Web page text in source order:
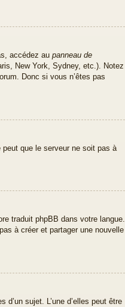
accédez au panneau de
New York, Sydney, etc.). Notez
Donc si vous n’êtes pas
peut que le serveur ne soit pas à
traduit phpBB dans votre langue.
à créer et partager une nouvelle
sujet. L’une d’elles peut être